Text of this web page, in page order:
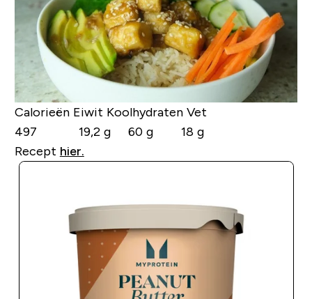
Calorieën Eiwit Koolhydraten Vet
497 19,2 g 60 g 18 g
Recept hier.